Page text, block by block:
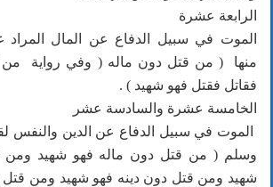
الرابعة عشرة
الموت في سبيل الدفاع عن المال المراد
منها ( من قتل دون ماله ( وفي رواية من
فقاتل فقتل فهو شهيد ) .
الخامسة عشرة والسادسة عشر
الموت في سبيل الدفاع عن الدين والنفس
وسلم ( من قتل دون ماله فهو شهيد ومن
شهيد ومن قتل دون دينه فهو شهيد ومن